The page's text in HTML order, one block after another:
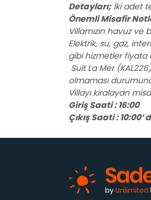
Detayları;İki adet
Önemli Misafir
Villamızın havuz ve
Elektrik, su, gaz,
gibi hizmetler fiyata
Suit La Mer
olmaması
Villayı kiralayan
Giriş Saati : 16:00
Çıkış Saati : 10:00’